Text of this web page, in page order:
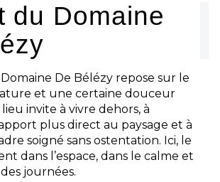
du Domaine
Domaine De Bélézy repose sur le
et une certaine douceur
invite à vivre dehors, à
plus direct au paysage et à
soigné sans ostentation. Ici, le
dans l’espace, dans le calme et
journées.